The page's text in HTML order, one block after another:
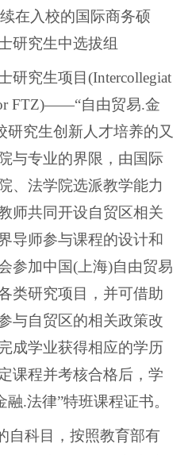
入校的国际商务硕
研究生中选拔组
究生项目(Intercollegiat
FTZ)——“自由贸易.金
研究生创新人才培养的又
与专业的界限，由国际
、法学院选派教学能力
师共同开设自贸区相关
导师参与课程的设计和
参加中国(上海)自由贸易
类研究项目，并可借助
与自贸区的相关政策改
成学业获得相应的学历
课程并考核合格后，学
.法律”特班课程证书。
科目，按照教育部有